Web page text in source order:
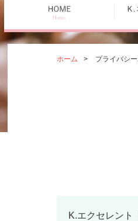
ホーム > プライバシ
K.エクセレント